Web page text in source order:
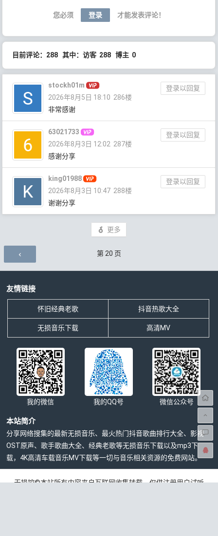
您必须 登录 才能发表评论！
目前评论：288 其中：访客 288 博主 0
stockh01m
登录以回复
2026年8月5日 18:10 286楼
非常感谢
63021733
登录以回复
2026年8月3日 12:02 287楼
感谢分享
king01988
登录以回复
2026年8月3日 10:47 288楼
谢谢分享
更多
评论导航 第20 页
友情链接
怀旧经典老歌 抖音热歌大全
无损音乐下载 高清MV
我的微信 我的QQ号 微信公众号
本站简介
分享网络搜集的最新无损音乐、最火热门抖音歌曲排行大全、影视
OST原声、歌手歌曲大全、经典老歌等无损音乐下载以及mp3下
载，4K高清车载音乐MV下载等一切与音乐相关资源的免费网站。
无损控©本站所有内容来自互联网收集转载，仅供注册用户试听